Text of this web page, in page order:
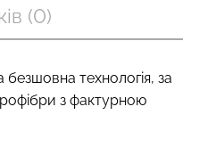
(0)
технологія, за
з фактурною